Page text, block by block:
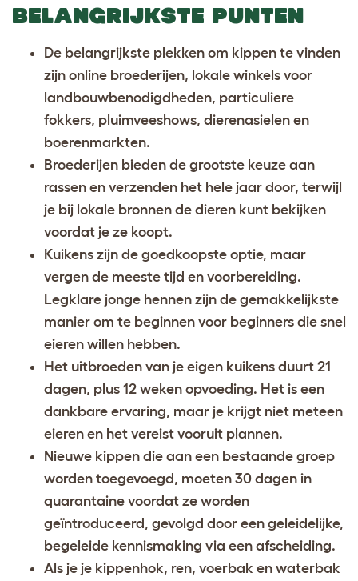
BELANGRIJKSTE PUNTEN
De belangrijkste plekken om kippen te vinden
zijn online broederijen, lokale winkels voor
landbouwbenodigdheden, particuliere
fokkers, pluimveeshows, dierenasielen en
boerenmarkten.
Broederijen bieden de grootste keuze aan
rassen en verzenden het hele jaar door, terwijl
je bij lokale bronnen de dieren kunt bekijken
voordat je ze koopt.
Kuikens zijn de goedkoopste optie, maar
vergen de meeste tijd en voorbereiding.
Legklare jonge hennen zijn de gemakkelijkste
manier om te beginnen voor beginners die snel
eieren willen hebben.
Het uitbroeden van je eigen kuikens duurt 21
dagen, plus 12 weken opvoeding. Het is een
dankbare ervaring, maar je krijgt niet meteen
eieren en het vereist vooruit plannen.
Nieuwe kippen die aan een bestaande groep
worden toegevoegd, moeten 30 dagen in
quarantaine voordat ze worden
geïntroduceerd, gevolgd door een geleidelijke,
begeleide kennismaking via een afscheiding.
Als je je kippenhok, ren, voerbak en waterbak